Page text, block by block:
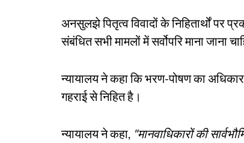
अनसुलझे पितृत्व विवादों के निहितार्थों पर
संबंधित सभी मामलों में सर्वोपरि माना जाना
न्यायालय ने कहा कि भरण-पोषण का
गहराई से निहित है।
न्यायालय ने कहा, "मानवाधिकारों की